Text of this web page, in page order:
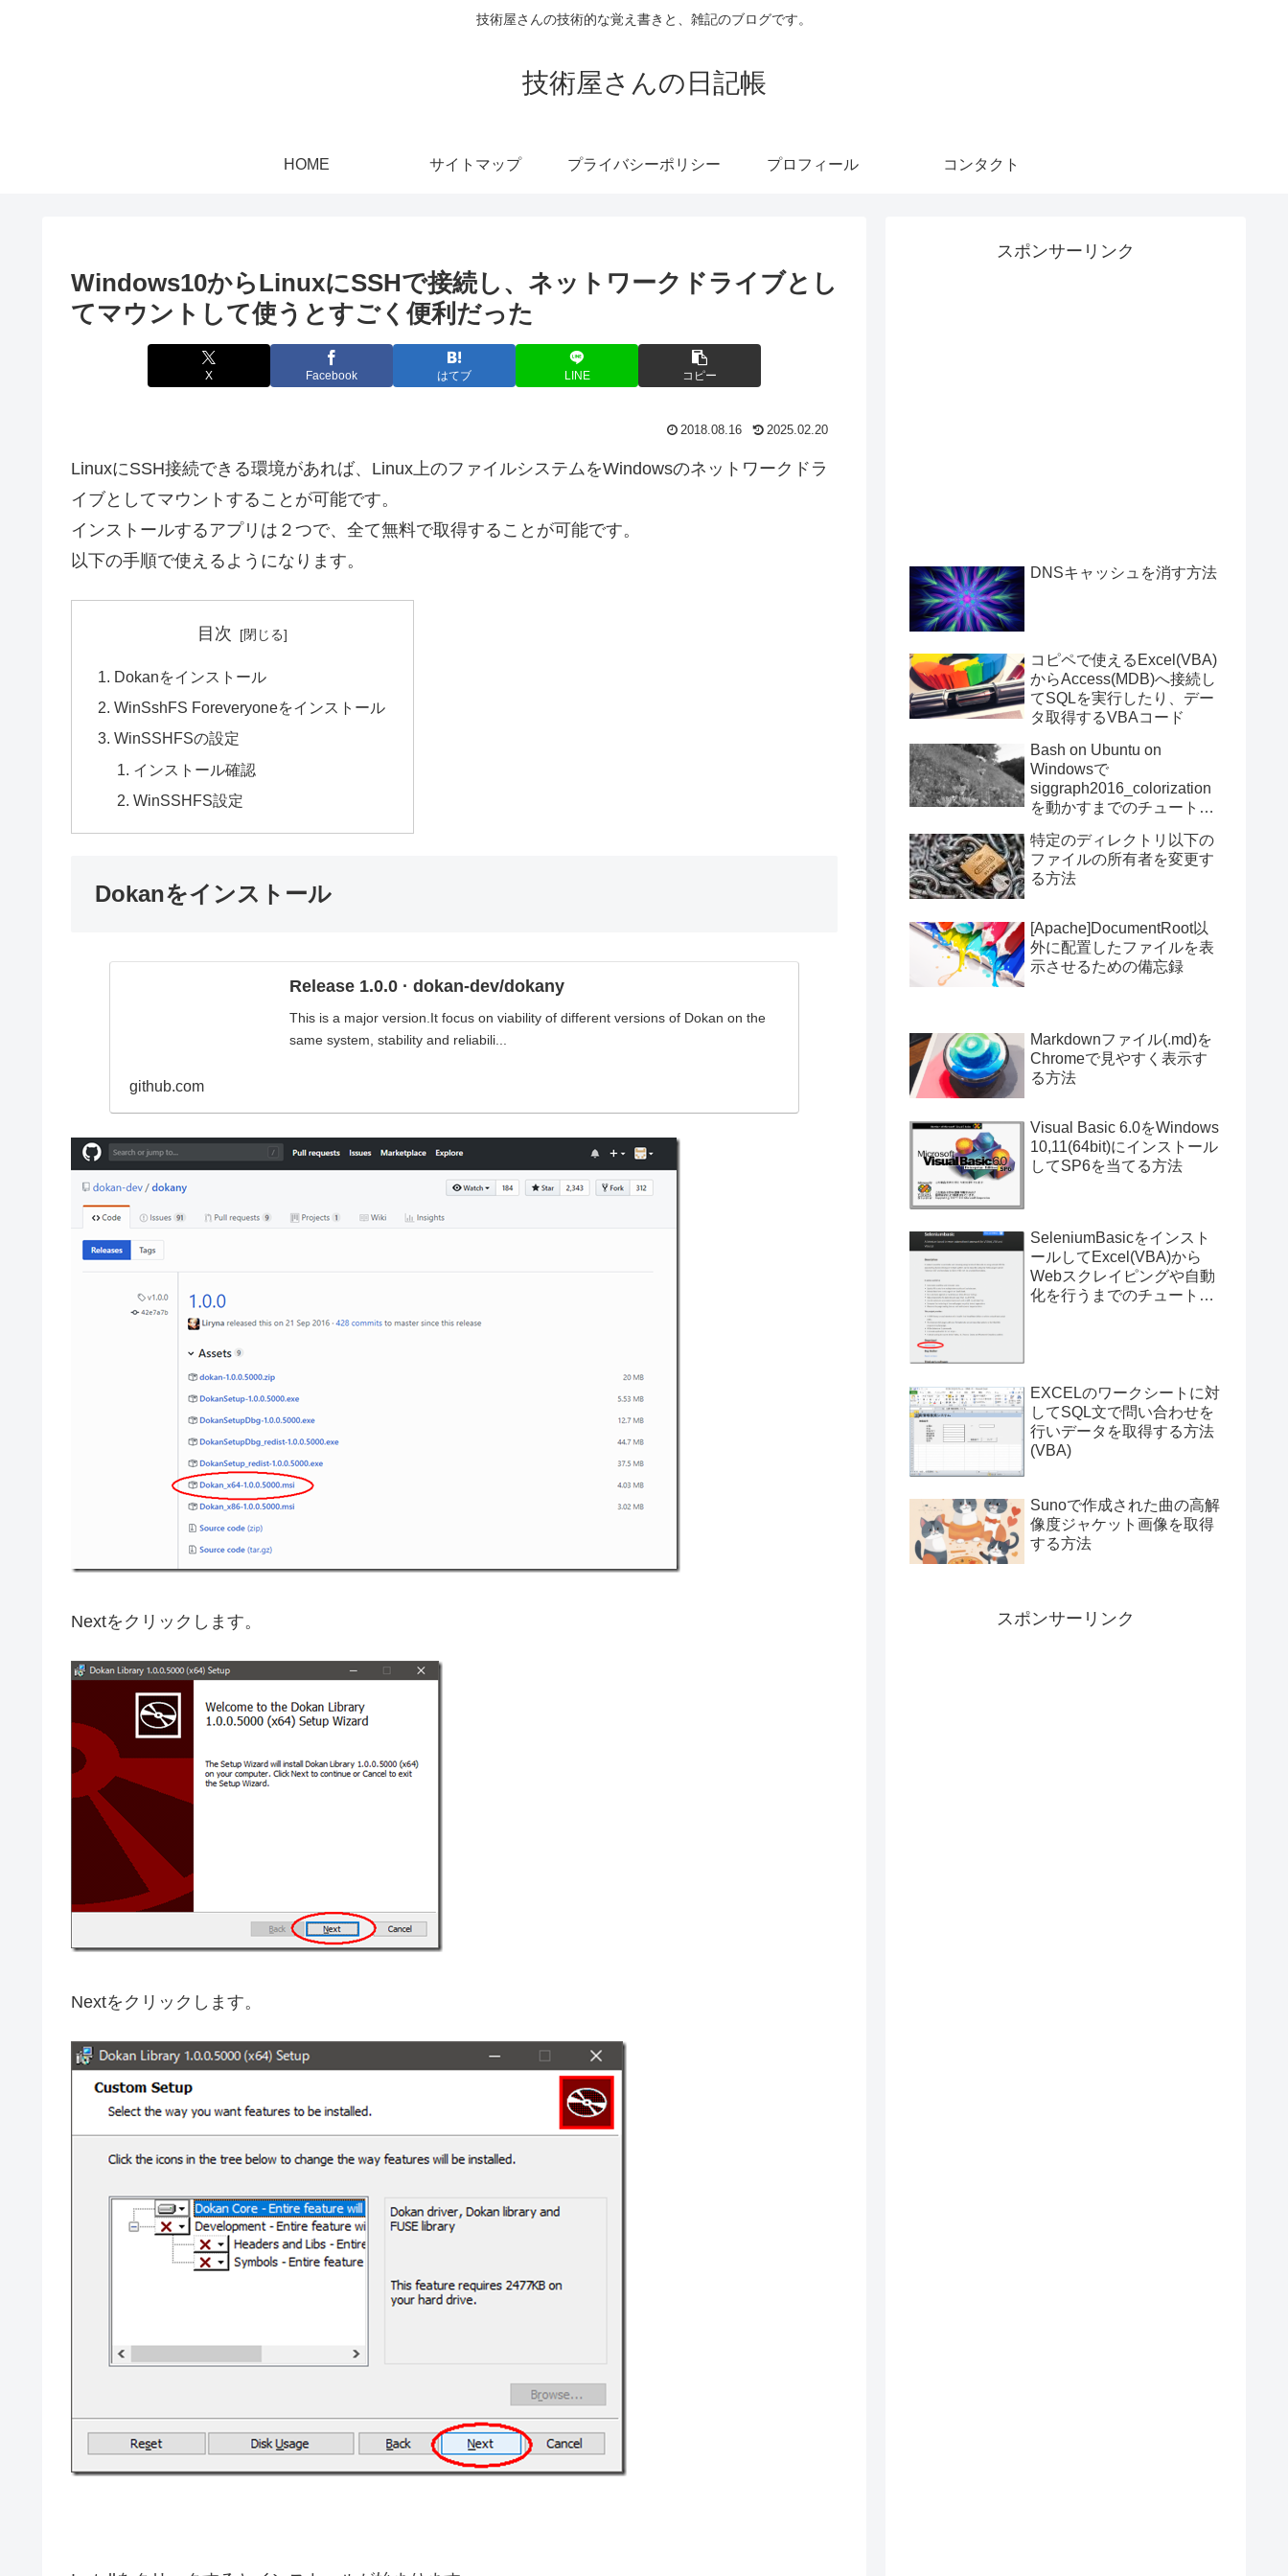
技術屋さんの技術的な覚え書きと、雑記のブログです。
技術屋さんの日記帳
HOME サイトマップ プライバシーポリシー プロフィール コンタクト
Windows10からLinuxにSSHで接続し、ネットワークドライブとし
てマウントして使うとすごく便利だった
X Facebook はてブ LINE コピー
2018.08.16 2025.02.20
LinuxにSSH接続できる環境があれば、Linux上のファイルシステムをWindowsのネットワークドラ
イブとしてマウントすることが可能です。
インストールするアプリは２つで、全て無料で取得することが可能です。
以下の手順で使えるようになります。
目次
Dokanをインストール
WinSshFS Foreveryoneをインストール
WinSSHFSの設定
インストール確認
WinSSHFS設定
Dokanをインストール
Release 1.0.0 · dokan-dev/dokany
This is a major version.It focus on viability of different versions of Dokan on the
same system, stability and reliabili...
github.com
Nextをクリックします。
Nextをクリックします。
スポンサーリンク
DNSキャッシュを消す方法
コピペで使えるExcel(VBA)
からAccess(MDB)へ接続し
てSQLを実行したり、デー
タ取得するVBAコード
Bash on Ubuntu on
Windowsで
siggraph2016_colorization
を動かすまでのチュートリ
特定のディレクトリ以下の
ファイルの所有者を変更す
る方法
[Apache]DocumentRoot以
外に配置したファイルを表
示させるための備忘録
Markdownファイル(.md)を
Chromeで見やすく表示す
る方法
Visual Basic 6.0をWindows
10,11(64bit)にインストール
してSP6を当てる方法
SeleniumBasicをインスト
ールしてExcel(VBA)から
Webスクレイピングや自動
化を行うまでのチュートリ
EXCELのワークシートに対
してSQL文で問い合わせを
行いデータを取得する方法
(VBA)
Sunoで作成された曲の高解
像度ジャケット画像を取得
する方法
スポンサーリンク